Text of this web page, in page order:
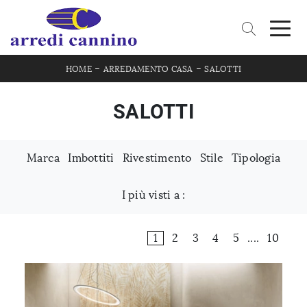
HOME- ARREDAMENTO CASA -SALOTTI
SALOTTI
Marca Imbottiti Rivestimento Stile Tipologia
I più visti a :
1 2 3 4 5 .... 10